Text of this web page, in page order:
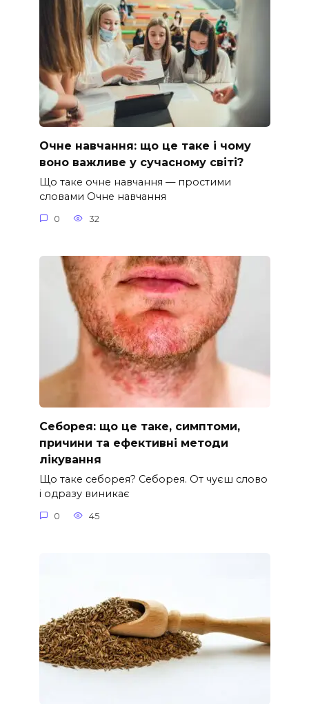
Очне навчання: що це таке і чому
воно важливе у сучасному світі?
Що таке очне навчання — простими
словами Очне навчання
0 32
Себорея: що це таке, симптоми,
причини та ефективні методи
лікування
Що таке себорея? Себорея. От чуєш слово
і одразу виникає
0 45